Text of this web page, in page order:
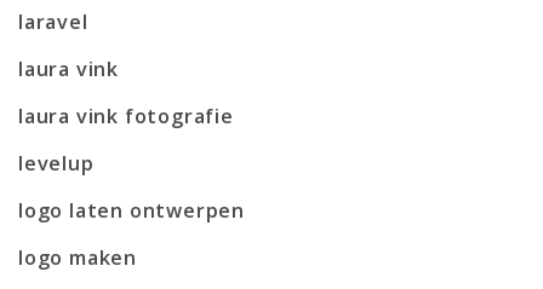
laravel
laura vink
laura vink fotografie
levelup
logo laten ontwerpen
logo maken